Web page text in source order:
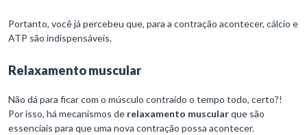
Portanto, você já percebeu que, para a contração acontecer, cálcio e
ATP são indispensáveis.
Relaxamento muscular
Não dá para ficar com o músculo contraído o tempo todo, certo?!
Por isso, há mecanismos de relaxamento muscularque são
essenciais para que uma nova contração possa acontecer.